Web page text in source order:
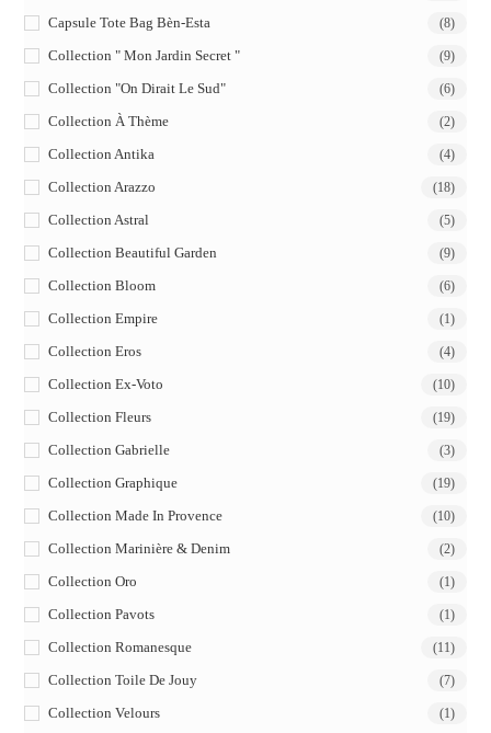
Capsule Tote Bag Bèn-Esta (8)
Collection " Mon Jardin Secret " (9)
Collection "On Dirait Le Sud" (6)
Collection À Thème (2)
Collection Antika (4)
Collection Arazzo (18)
Collection Astral (5)
Collection Beautiful Garden (9)
Collection Bloom (6)
Collection Empire (1)
Collection Eros (4)
Collection Ex-Voto (10)
Collection Fleurs (19)
Collection Gabrielle (3)
Collection Graphique (19)
Collection Made In Provence (10)
Collection Marinière & Denim (2)
Collection Oro (1)
Collection Pavots (1)
Collection Romanesque (11)
Collection Toile De Jouy (7)
Collection Velours (1)